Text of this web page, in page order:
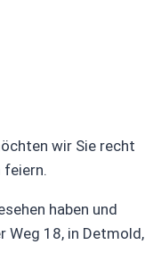
wir Sie recht
feiern.
haben und
Weg 18, in Detmold,